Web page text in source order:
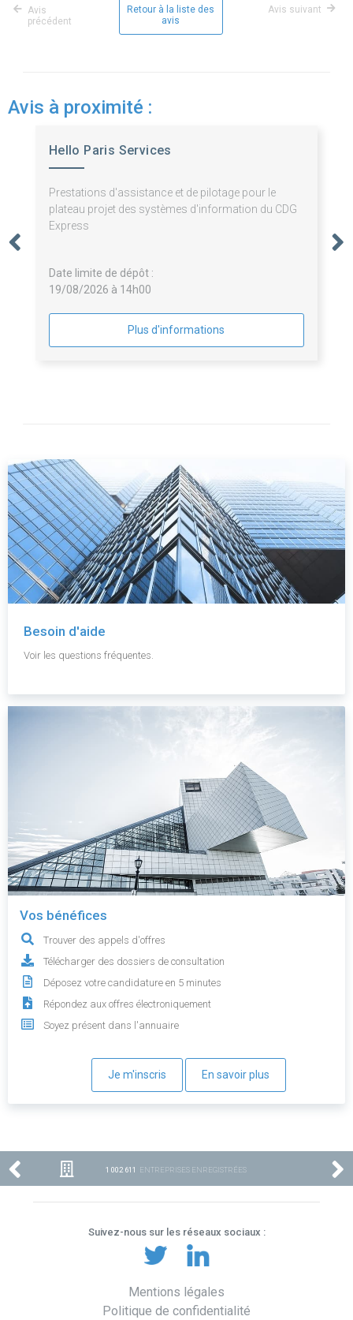
Avis
précédent
Retour à la liste des
avis
Avis suivant
Avis à proximité :
Hello Paris Services
Prestations d'assistance et de pilotage pour le
plateau projet des systèmes d'information du CDG
Express
Date limite de dépôt :
19/08/2026 à 14h00
Plus d'informations
Besoin d'aide
Voir les questions fréquentes.
Vos bénéfices
Trouver des appels d'offres
Télécharger des dossiers de consultation
Déposez votre candidature en 5 minutes
Répondez aux offres électroniquement
Soyez présent dans l'annuaire
Je m'inscris En savoir plus
1 002 611 ENTREPRISES ENREGISTRÉES
Suivez-nous sur les réseaux sociaux :
Mentions légales
Politique de confidentialité